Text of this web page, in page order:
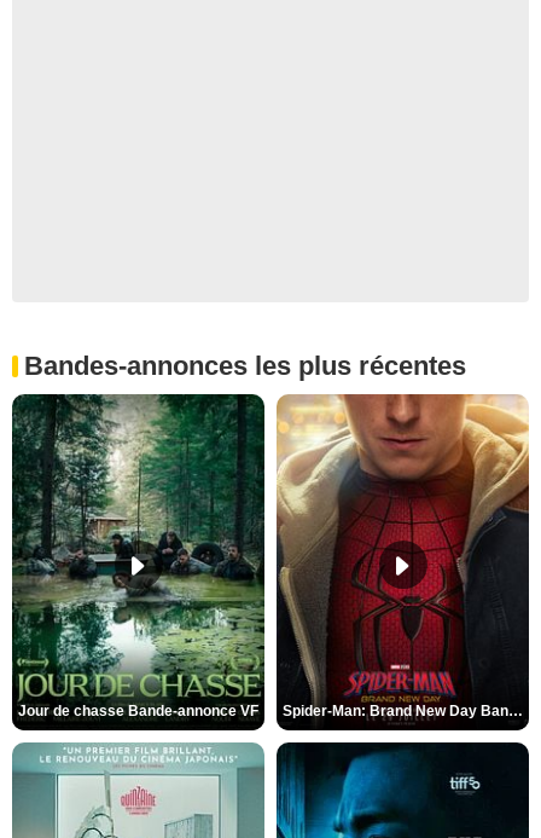
Bandes-annonces les plus récentes
Jour de chasse Bande-annonce VF Spider-Man: Brand New Day Bande-annonce (3) VO STFR